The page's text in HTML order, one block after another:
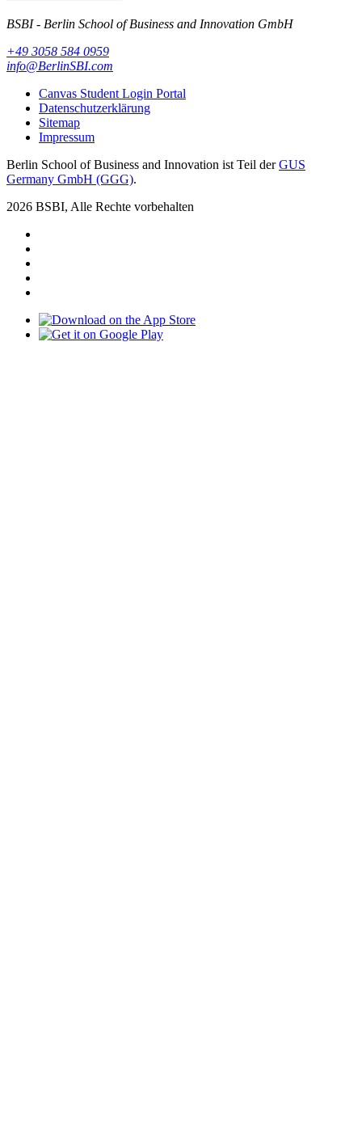
BSBI - Berlin School of Business and Innovation GmbH
+49 3058 584 0959
info@BerlinSBI.com
Canvas Student Login Portal
Datenschutzerklärung
Sitemap
Impressum
Berlin School of Business and Innovation ist Teil derGUS
Germany GmbH (GGG).
2026 BSBI, Alle Rechte vorbehalten